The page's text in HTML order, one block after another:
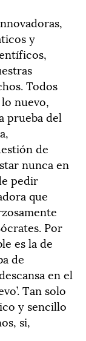
y
Todos
nuevo,
prueba del
de
nunca en
pedir
que
Por
es la de
de
en el
Tan solo
y sencillo
si,